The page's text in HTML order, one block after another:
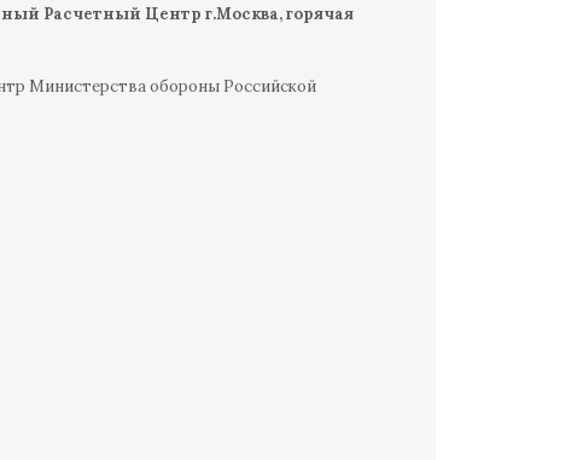
Расчетный Центр г.Москва, горячая
Министерства обороны Российской